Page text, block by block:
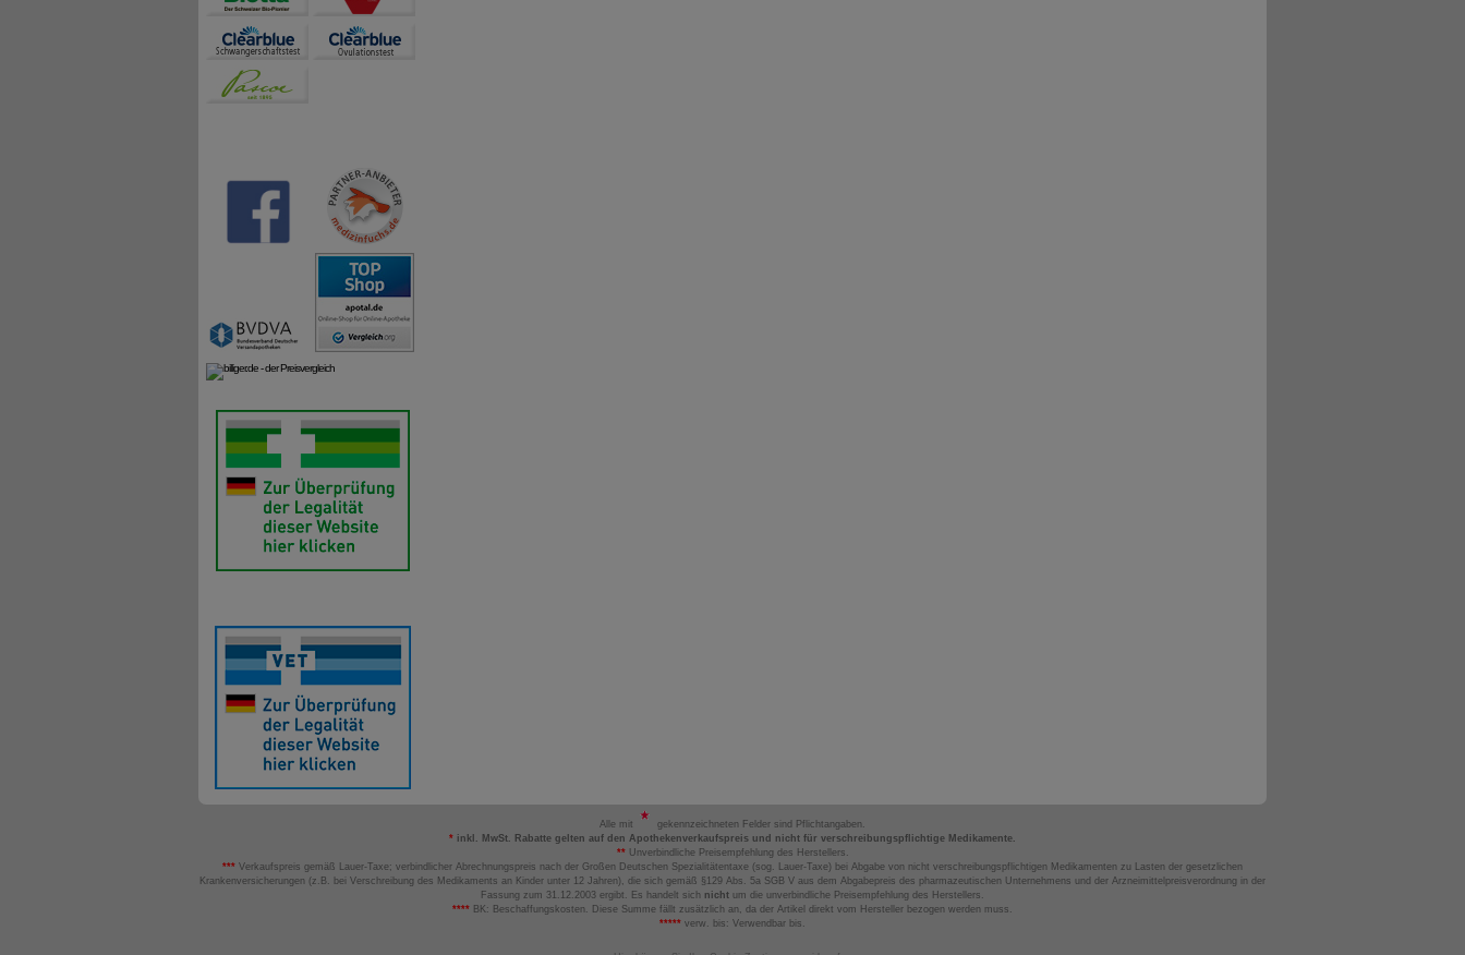
Alle mit
gekennzeichneten Felder sind Pflichtangaben.
* inkl. MwSt. Rabatte gelten auf den Apothekenverkaufspreis und nicht für verschreibungspflichtige Medikamente.
**Unverbindliche Preisempfehlung des Herstellers.
*** Verkaufspreis gemäß Lauer-Taxe; verbindlicher Abrechnungspreis nach der Großen Deutschen Spezialitätentaxe (sog. Lauer-Taxe) bei Abgabe von nicht verschreibungspflichtigen Medikamenten zu Lasten der gesetzlichen
Krankenversicherungen (z.B. bei Verschreibung des Medikaments an Kinder unter 12 Jahren), die sich gemäß §129 Abs. 5a SGB V aus dem Abgabepreis des pharmazeutischen Unternehmens und der Arzneimittelpreisverordnung in der
Fassung zum 31.12.2003 ergibt. Es handelt sich nicht um die unverbindliche Preisempfehlung des Herstellers.
**** BK: Beschaffungskosten. Diese Summe fällt zusätzlich an, da der Artikel direkt vom Hersteller bezogen werden muss.
***** verw. bis: Verwendbar bis.